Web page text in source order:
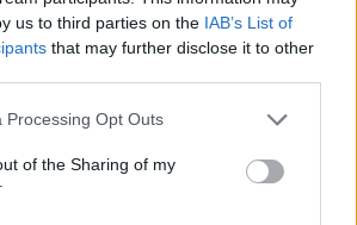
us to third parties on the IAB’s List of
that may further disclose it to other
website/app uses one or more Google
or usage behaviour. You may click to
to Google and its third-party tags to
specified purposes in below Google
Processing Opt Outs
of the Sharing of my
jelent a hazai
ha
kiesik a munkából